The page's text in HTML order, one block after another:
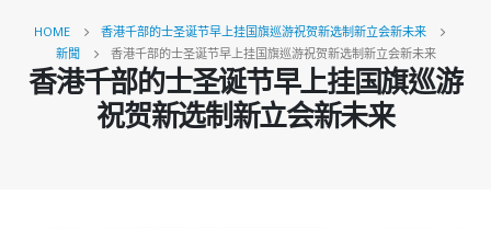
HOME
香港千部的士圣诞节早上挂国旗巡游祝贺新选制新立会新未来
新聞
香港千部的士圣诞节早上挂国旗巡游祝贺新选制新立会新未来
香港千部的士圣诞节早上挂国旗巡游
祝贺新选制新立会新未来